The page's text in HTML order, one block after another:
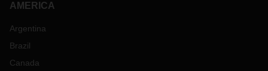
AMERICA
Argentina
Brazil
Canada